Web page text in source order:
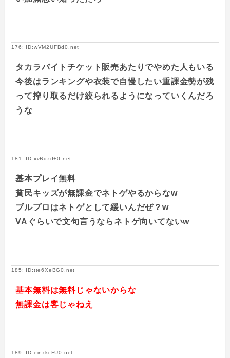
176: ID:wVM2UFBd0.net
タカラバイトチケット販売あたりでやめた人もいる
今後はランキングや衣装で自慢したい重課金勢が残
って搾り取るだけ絞られるようになっていくんだろ
うな
181: ID:xvRdziI+0.net
基本プレイ無料
貧民キッズが無課金でネトゲやるからなw
ブルプロはネトゲとして緩いんだぜ？w
VAぐらいで文句言うならネトゲ向いてないw
185: ID:tte6XeBG0.net
基本無料は無料じゃないからな
無課金は客じゃねえ
189: ID:einxkcFU0.net